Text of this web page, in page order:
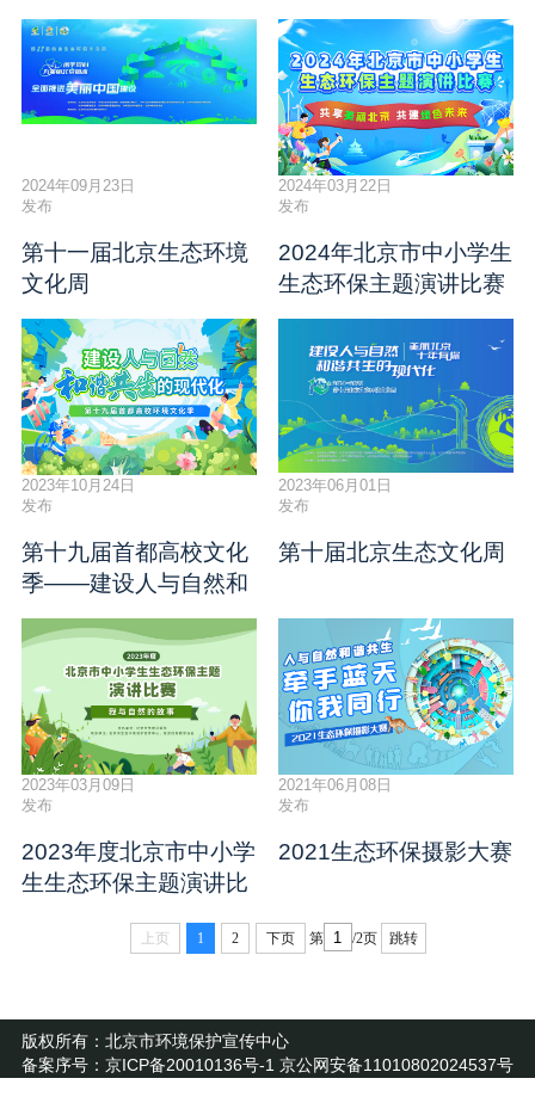
2024年09月23日
发布
第十一届北京生态环境
文化周
2024年03月22日
发布
2024年北京市中小学生
生态环保主题演讲比赛
2023年10月24日
发布
第十九届首都高校文化
季——建设人与自然和
谐共生的现代化
2023年06月01日
发布
第十届北京生态文化周
2023年03月09日
发布
2023年度北京市中小学
生生态环保主题演讲比
2021年06月08日
发布
2021生态环保摄影大赛
上页 1 2 下页 第 /2页 跳转
版权所有：北京市环境保护宣传中心
备案序号：京ICP备20010136号-1 京公网安备11010802024537号